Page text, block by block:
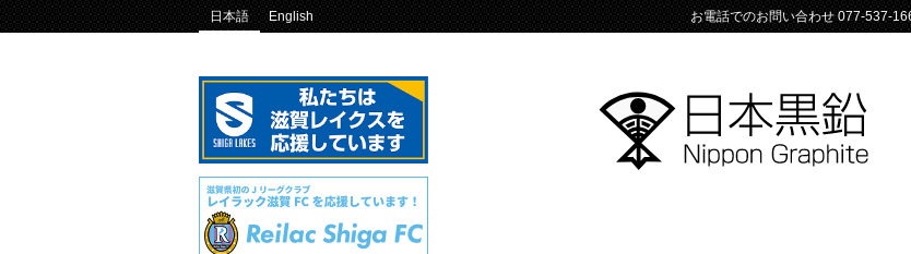
日本語 English お電話でのお問い合わせ 077-537-